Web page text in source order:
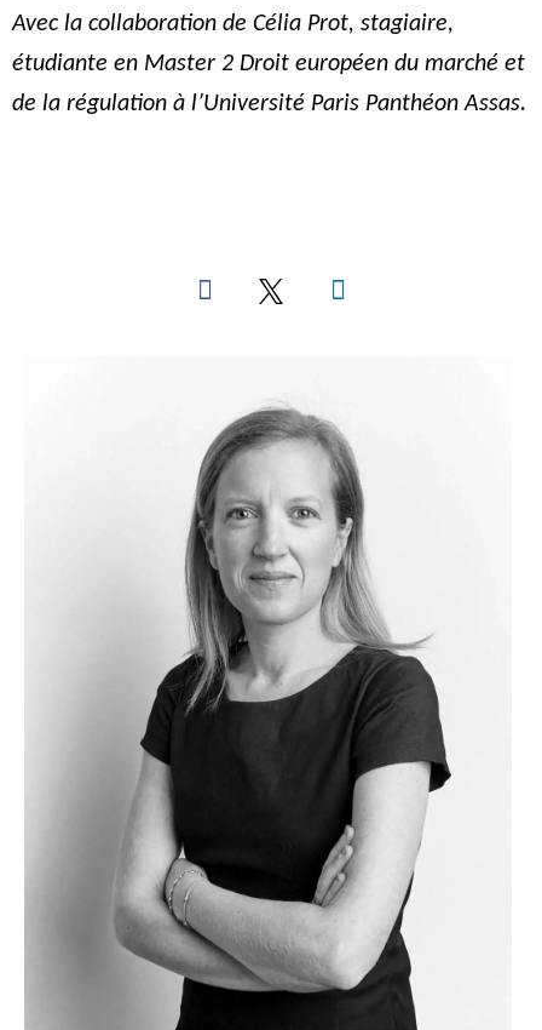
Avec la collaboration de Célia Prot, stagiaire,
étudiante en Master 2 Droit européen du marché et
de la régulation à l’Université Paris Panthéon Assas.